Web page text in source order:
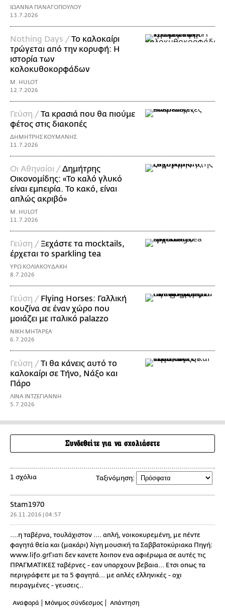
ΙΩΑΝΝΑ ΠΑΝΑΓΟΠΟΥΛΟΥ
13.7.2026
Nothing Days / Το καλοκαίρι
τρώγεται από την κορυφή: H
ιστορία των
κολοκυθοκορφάδων
M. HULOT
12.7.2026
Γεύση / Τα κρασιά που θα πιούμε
φέτος στις διακοπές
ΔΗΜΗΤΡΗΣ ΚΟΥΜΑΝΗΣ
11.7.2026
Οι Αθηναίοι / Δημήτρης
Οικονομίδης: «Το καλό γλυκό
είναι εμπειρία. Το κακό, είναι
απλώς ακριβό»
M. HULOT
11.7.2026
Γεύση / Ξεχάστε τα mocktails,
έρχεται το sparkling tea
ΥΡΩ ΚΟΛΙΑΚΟΥΔΑΚΗ
8.7.2026
Γεύση / Flying Horses: Γαλλική
κουζίνα σε έναν χώρο που
μοιάζει με ιταλικό palazzo
ΝΙΚΗ ΜΗΤΑΡΕΑ
6.7.2026
Γεύση / Τι θα κάνεις αυτό το
καλοκαίρι σε Τήνο, Νάξο και
Πάρο
ΛΙΝΑ ΙΝΤΖΕΓΙΑΝΝΗ
5.7.2026
Συνδεθείτε για να σχολιάσετε
1 σχόλια Ταξινόμηση:
Stam1970
26.11.2016 | 04:57
....η ταβέρνα, τουλάχιστον .... απλή, νοικοκυρεμένη, με πέντε
φαγητά θεία και (μακάρι) λίγη μουσική τα Σαββατοκύριακα Πηγή:
www.lifo.grΓιατι δεν κανετε λοιπον ενα αφιέρωμα σε αυτές τις
ΠΡΑΓΜΑΤΙΚΕΣ ταβέρνες - εαν υπαρχουν βεβαια... Ετσι οπως τα
περιγράφετε με τα 5 φαγητά... με απλές ελληνικές - οχι
πειραγμένες - γευσεις..
Αναφορά Μόνιμος σύνδεσμος Απάντηση